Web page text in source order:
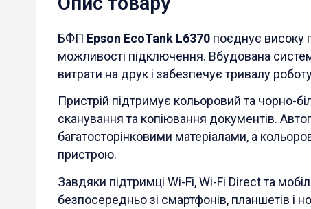
БФП Epson EcoTank L6370 поєднує високу
можливості підключення. Вбудована
витрати на друк і забезпечує тривалу
Пристрій підтримує кольоровий та чорно-
сканування та копіювання документів.
багатосторінковими матеріалами, а
пристрою.
Завдяки підтримці Wi-Fi, Wi-Fi Direct та
безпосередньо зі смартфонів, планшетів і